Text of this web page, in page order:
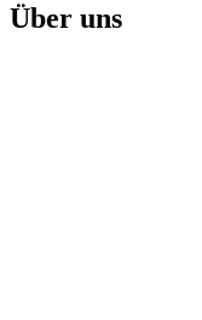
Über uns